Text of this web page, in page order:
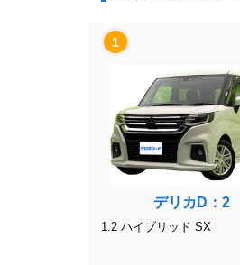
1
デリカD：2
1.2 ハイブリッド SX